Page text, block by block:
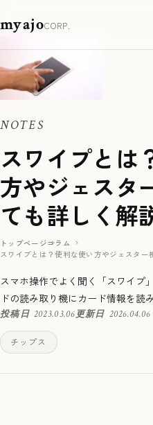
myajoCORP.
NOTES
スワイプとは
方やジェスタ
ても詳しく解
トップページコラム
スワイプとは？便利な使い方やジェスター
スマホ操作でよく聞く「スワイプ
ドの読み取り機にカード情報を
投稿日 2023.03.06更新日 2026.04.06
チップス